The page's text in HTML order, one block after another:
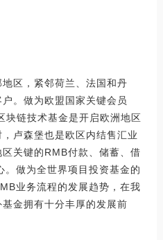
区，紧邻荷兰、法国和丹
。做为欧盟国家关键会员
块链技术基金是开启欧洲地区
卢森堡也是欧区内结售汇业
关键的RMB付款、储蓄、借
做为全世界项目投资基金的
业务流程的发展趋势，在我
金拥有十分丰厚的发展前